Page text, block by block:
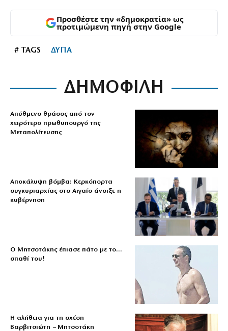
Προσθέστε την «δημοκρατία» ως
προτιμώμενη πηγή στην Google
# TAGS ΔΥΠΑ
ΔΗΜΟΦΙΛΗ
Απύθμενο θράσος από τον
χειρότερο πρωθυπουργό της
Μεταπολίτευσης
Αποκάλυψη βόμβα: Κερκόπορτα
συγκυριαρχίας στο Αιγαίο άνοιξε η
κυβέρνηση
Ο Μητσοτάκης έπιασε πάτο με το…
σπαθί του!
Η αλήθεια για τη σχέση
Βαρβιτσιώτη – Μητσοτάκη